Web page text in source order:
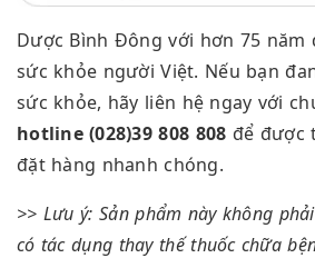
Dược Bình Đông với hơn 75 năm
sức khỏe người Việt. Nếu bạn
sức khỏe, hãy liên hệ ngay với
hotline (028)39 808 808 để được
đặt hàng nhanh chóng.
>> Lưu ý: Sản phẩm này không
có tác dụng thay thế thuốc chữa